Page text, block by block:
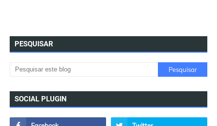
PESQUISAR
SOCIAL PLUGIN